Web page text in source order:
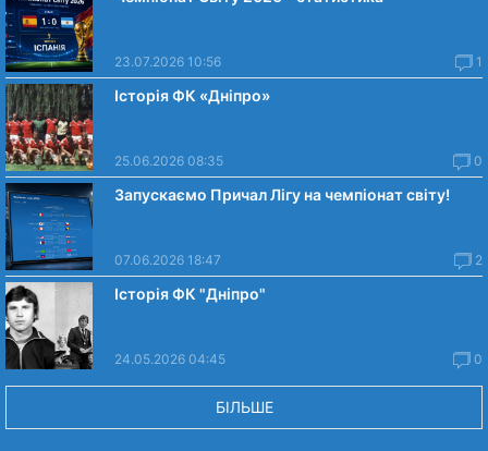
23.07.2026 10:56 1
Історія ФК «Дніпро»
25.06.2026 08:35 0
Запускаємо Причал Лігу на чемпіонат світу!
07.06.2026 18:47 2
Історія ФК "Дніпро"
24.05.2026 04:45 0
БІЛЬШЕ